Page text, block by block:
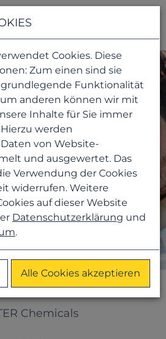
– Sie bekommen
Chemicals
Cookies. Diese
Zum einen sind sie
Funktionalität
anderen können wir mit
Inhalte für Sie immer
werden
von Website-
und ausgewertet. Das
Verwendung der Cookies
widerrufen. Weitere
auf dieser Website
Datenschutzerklärung und
.
Alle Cookies akzeptieren